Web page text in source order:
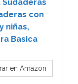
Sudaderas
con
niñas,
Basica
en Amazon